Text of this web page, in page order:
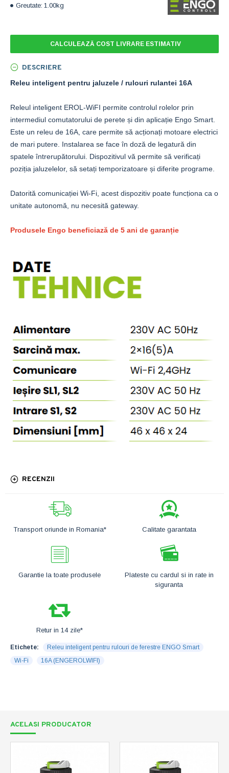
Greutate: 1.00kg
CALCULEAZĂ COST LIVRARE ESTIMATIV
Transport oriunde in Romania* Calitate garantata
Garantie la toate produsele
Plateste cu cardul si in rate in
siguranta
Retur in 14 zile*
DESCRIERE
Releu inteligent pentru jaluzele / rulouri rulantei 16A
Releul inteligent EROL-WiFI permite controlul rolelor prin
intermediul comutatorului de perete și din aplicație Engo Smart.
Este un releu de 16A, care permite să acționați motoare electrici
de mari putere. Instalarea se face în doză de legatură din
spatele întrerupătorului. Dispozitivul vă permite să verificați
poziția jaluzelelor, să setați temporizatoare și diferite programe.
Datorită comunicației Wi-Fi, acest dispozitiv poate funcționa ca o
unitate autonomă, nu necesită gateway.
Produsele Engo beneficiază de 5 ani de garanție
RECENZII
Etichete:
Releu inteligent pentru rulouri de ferestre ENGO Smart
Wi-Fi
16A (ENGEROLWIFI)
ACELASI PRODUCATOR